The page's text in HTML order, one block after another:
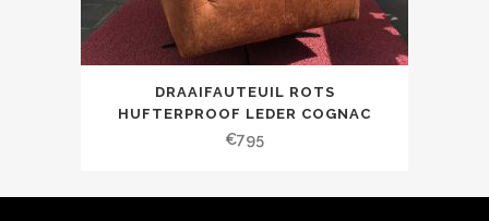
DRAAIFAUTEUIL ROTS
HUFTERPROOF LEDER COGNAC
€795